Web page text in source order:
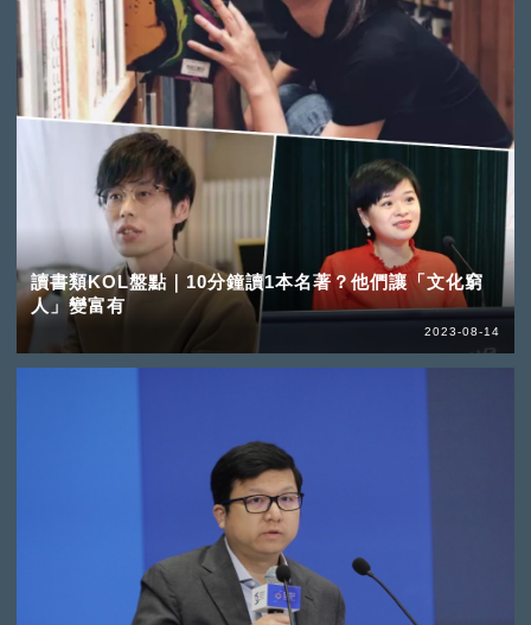
讀書類KOL盤點｜10分鐘讀1本名著？他們讓「文化窮
人」變富有
2023-08-14